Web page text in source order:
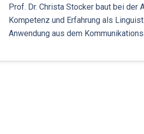
Prof. Dr. Christa Stocker baut bei der
Kompetenz und Erfahrung als
Anwendung aus dem